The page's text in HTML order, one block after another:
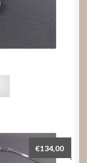
€134,00